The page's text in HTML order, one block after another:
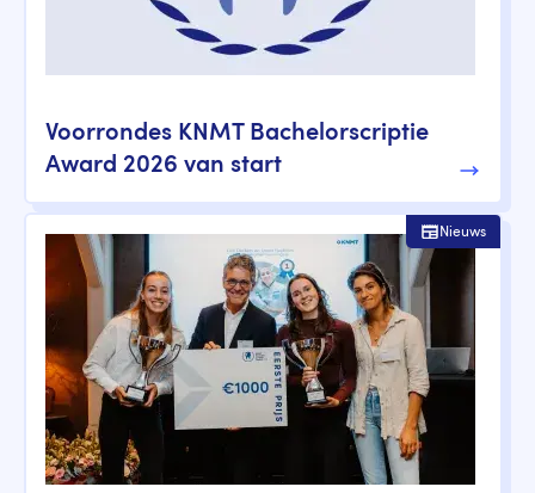
Voorrondes KNMT Bachelorscriptie
Award 2026 van start
Nieuws